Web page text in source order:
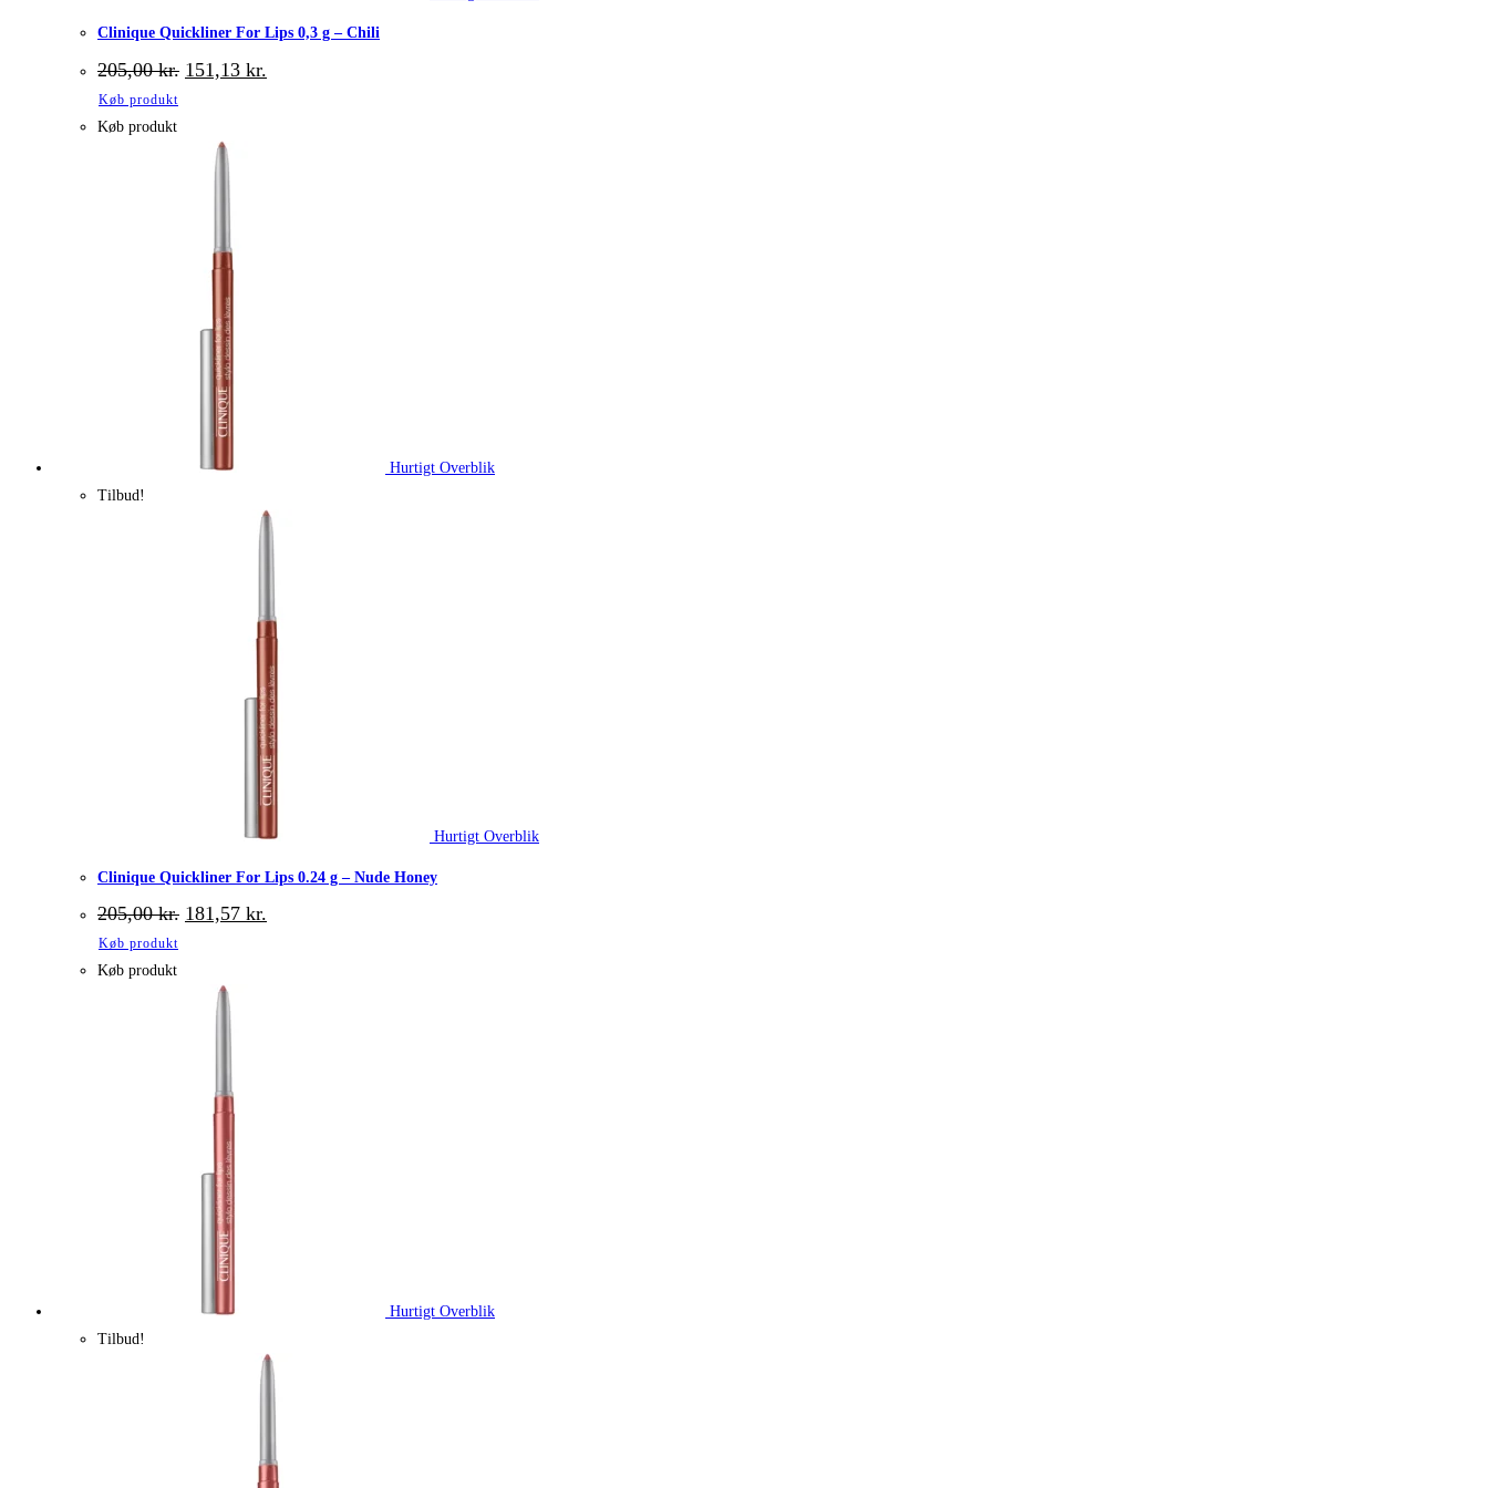
Clinique Quickliner For Lips 0,3 g – Chili
205,00kr. Den
oprindelige
205,00 kr..
151,13 kr.
Køb produkt
Køb produkt
Hurtigt Overblik
Tilbud!
Hurtigt Overblik
Clinique Quickliner For Lips 0.24 g – Nude Honey
205,00kr. Den
oprindelige
205,00 kr..
181,57 kr.
Køb produkt
Køb produkt
Hurtigt Overblik
Tilbud!